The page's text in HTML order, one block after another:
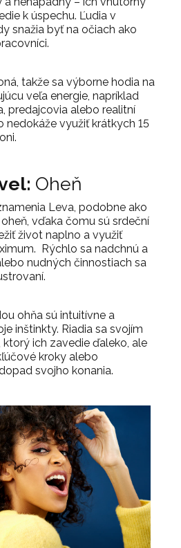
k úspechu. Ľudia v
snažia byť na očiach ako
takže sa výborne hodia na
veľa energie, napríklad
predajcovia alebo realitní
nedokáže využiť krátkych 15
Oheň
Leva, podobne ako
vďaka čomu sú srdeční
život naplno a využiť
Rýchlo sa nadchnú a
nudných činnostiach sa
ohňa sú intuitívne a
inštinkty. Riadia sa svojím
ich zavedie ďaleko, ale
kroky alebo
svojho konania.